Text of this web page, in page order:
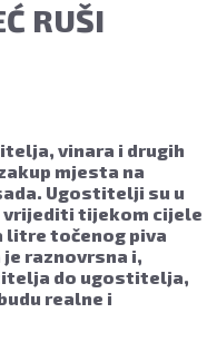
RUŠI
vinara i drugih
mjesta na
Ugostitelji su u
vrijediti tijekom cijele
litre točenog piva
je raznovrsna i,
do ugostitelja,
realne i